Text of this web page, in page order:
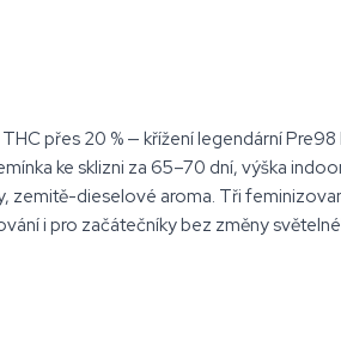
přes 20 % — křížení legendární Pre98
ke sklizni za 65–70 dní, výška
zemitě-dieselové aroma. Tři
i pro začátečníky bez změny